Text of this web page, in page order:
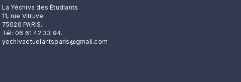
La Yéchiva des Étudiants
11, rue Vitruve
75020 PARIS.
Tél: 06 61 42 33 94.
yechivaetudiantsparis@gmail.com